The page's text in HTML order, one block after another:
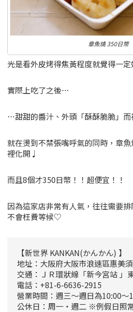
章魚燒 350日幣
光是看外皮烤得焦黃程度就覺得一
實際上吃了之後…
…甜甜的醬汁、外頭「酥酥脆脆」
就在燙到不禁張嘴呼氣的同時，章
裡化開♩
而且8個才350日幣！！超便宜！！
因為這家店非常有人氣，往往需要
不會枉費等候♡
【新世界 KANKAN(かんかん) 】
地址：大阪府大阪市浪速區惠美
交通：ＪＲ環狀線「新今宮站 」
電話：+81-6-6636-2915
營業時間：週三～週日為10:00～
公休日：周一・週二 ※例假日照